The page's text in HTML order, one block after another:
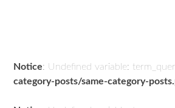
Notice: Undefined variable:
category-posts/same-category-